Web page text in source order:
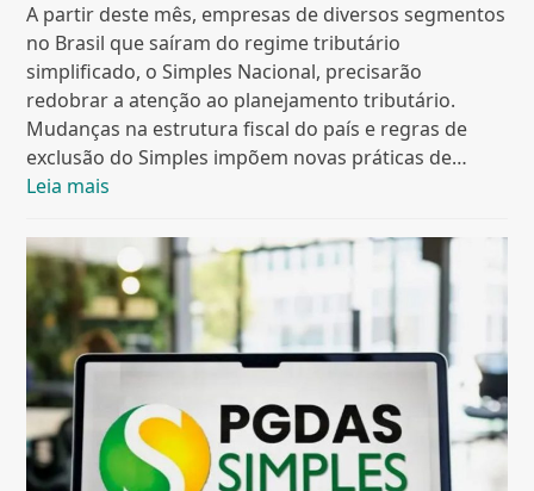
A partir deste mês, empresas de diversos segmentos
no Brasil que saíram do regime tributário
simplificado, o Simples Nacional, precisarão
redobrar a atenção ao planejamento tributário.
Mudanças na estrutura fiscal do país e regras de
exclusão do Simples impõem novas práticas de…
Leia mais